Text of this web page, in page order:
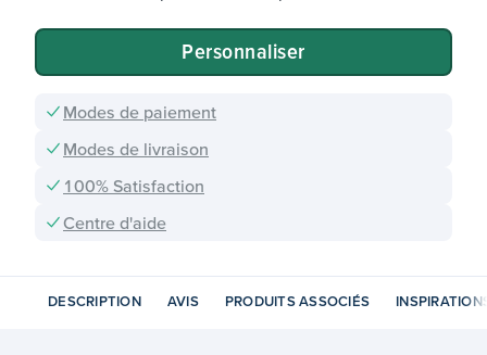
DESCRIPTION AVIS PRODUITS ASSOCIÉS
Personnaliser
Modes de paiement
Modes de livraison
100% Satisfaction
Centre d'aide